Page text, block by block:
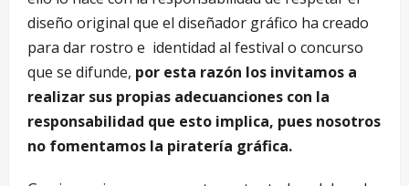
diseño original que el diseñador gráfico ha creado
para dar rostro e identidad al festival o concurso
que se difunde, por esta razón los invitamos a
realizar sus propias adecuanciones con la
responsabilidad que esto implica, pues nosotros
no fomentamos la piratería gráfica.